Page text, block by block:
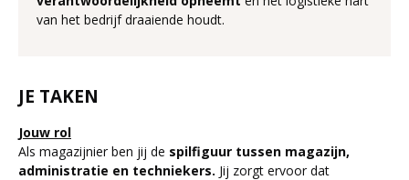
van het bedrijf draaiende houdt.
JE TAKEN
Jouw rol
Als magazijnier ben jij de spilfiguur tussen magazijn,
administratie en techniekers. Jij zorgt ervoor dat